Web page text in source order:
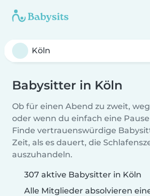
Babysitter in Köln
Ob für einen Abend zu zweit,
oder wenn du einfach eine
Finde vertrauenswürdige
Zeit, als es dauert, die
auszuhandeln.
307 aktive Babysitter in Köln
Alle Mitglieder absolvieren